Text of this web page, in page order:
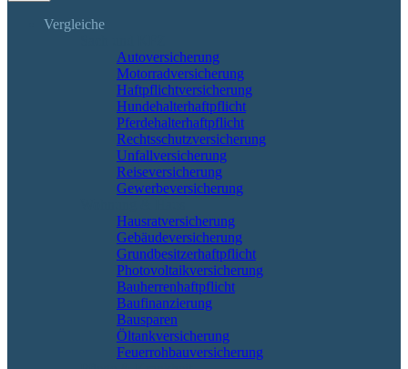
Vergleiche
Autoversicherung
Motorradversicherung
Haftpflichtversicherung
Hundehalterhaftpflicht
Pferdehalterhaftpflicht
Rechtsschutzversicherung
Unfallversicherung
Reiseversicherung
Gewerbeversicherung
Hausratversicherung
Gebäudeversicherung
Grundbesitzerhaftpflicht
Photovoltaikversicherung
Bauherrenhaftpflicht
Baufinanzierung
Bausparen
Öltankversicherung
Feuerrohbauversicherung